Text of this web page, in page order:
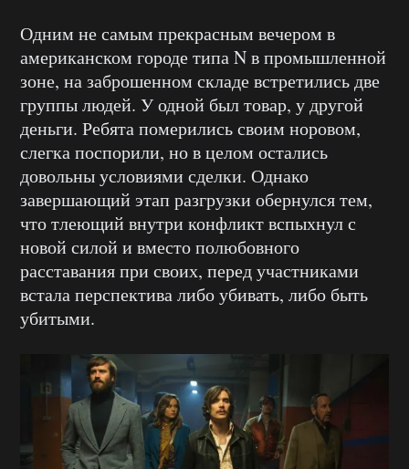
Одним не самым прекрасным вечером в
американском городе типа N в промышленной
зоне, на заброшенном складе встретились две
группы людей. У одной был товар, у другой
деньги. Ребята померились своим норовом,
слегка поспорили, но в целом остались
довольны условиями сделки. Однако
завершающий этап разгрузки обернулся тем,
что тлеющий внутри конфликт вспыхнул с
новой силой и вместо полюбовного
расставания при своих, перед участниками
встала перспектива либо убивать, либо быть
убитыми.